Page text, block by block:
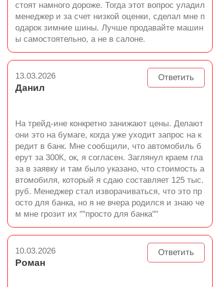
стоят намного дороже. Тогда этот вопрос уладил
менеджер и за счет низкой оценки, сделал мне п
одарок зимние шины. Лучше продавайте машин
ы самостоятельно, а не в салоне.
Ответить
13.03.2026
Данил
На трейд-ине конкретно занижают цены. Делают
они это на бумаге, когда уже уходит запрос на к
редит в банк. Мне сообщили, что автомобиль б
ерут за 300К, ок, я согласен. Заглянул краем гла
за в заявку и там было указано, что стоимость а
втомобиля, который я сдаю составляет 125 тыс.
руб. Менеджер стал изворачиваться, что это пр
осто для банка, но я не вчера родился и знаю че
м мне грозит их ""просто для банка""
Ответить
10.03.2026
Роман